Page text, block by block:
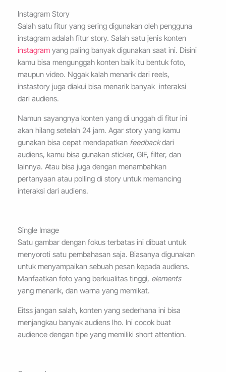
Instagram Story
Salah satu fitur yang sering digunakan oleh pengguna
instagram adalah fitur story. Salah satu jenis konten
instagram yang paling banyak digunakan saat ini. Disini
kamu bisa mengunggah konten baik itu bentuk foto,
maupun video. Nggak kalah menarik dari reels,
instastory juga diakui bisa menarik banyak interaksi
dari audiens.
Namun sayangnya konten yang di unggah di fitur ini
akan hilang setelah 24 jam. Agar story yang kamu
gunakan bisa cepat mendapatkan feedbackdari
audiens, kamu bisa gunakan sticker, GIF, filter, dan
lainnya. Atau bisa juga dengan menambahkan
pertanyaan atau polling di story untuk memancing
interaksi dari audiens.
Single Image
Satu gambar dengan fokus terbatas ini dibuat untuk
menyoroti satu pembahasan saja. Biasanya digunakan
untuk menyampaikan sebuah pesan kepada audiens.
Manfaatkan foto yang berkualitas tinggi, elements
yang menarik, dan warna yang memikat.
Eitss jangan salah, konten yang sederhana ini bisa
menjangkau banyak audiens lho. Ini cocok buat
audience dengan tipe yang memiliki short attention.